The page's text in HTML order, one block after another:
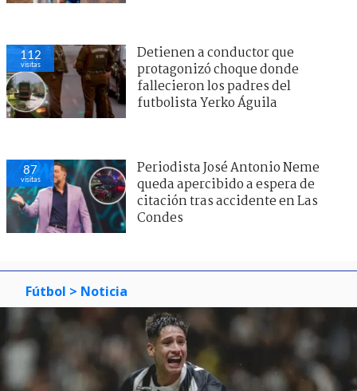
112
visitas
Detienen a conductor que
protagonizó choque donde
fallecieron los padres del
futbolista Yerko Águila
87
visitas
Periodista José Antonio Neme
queda apercibido a espera de
citación tras accidente en Las
Condes
Fútbol > Noticia